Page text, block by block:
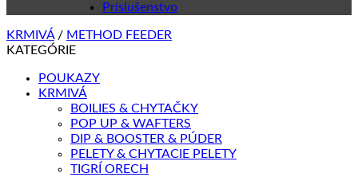
Príslušenstvo
KRMIVÁ / METHOD FEEDER
KATEGÓRIE
POUKAZY
KRMIVÁ
BOILIES & CHYTAČKY
POP UP & WAFTERS
DIP & BOOSTER & PÚDER
PELETY & CHYTACIE PELETY
TIGRÍ ORECH